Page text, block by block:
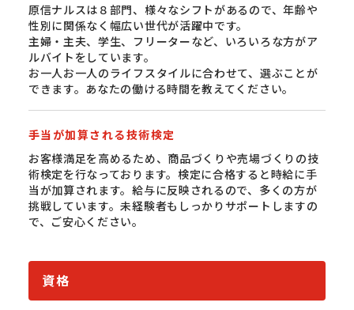
原信ナルスは８部門、様々なシフトがあるので、年齢や
性別に関係なく幅広い世代が活躍中です。
主婦・主夫、学生、フリーターなど、いろいろな方がア
ルバイトをしています。
お一人お一人のライフスタイルに合わせて、選ぶことが
できます。あなたの働ける時間を教えてください。
手当が加算される技術検定
お客様満足を高めるため、商品づくりや売場づくりの技
術検定を行なっております。検定に合格すると時給に手
当が加算されます。給与に反映されるので、多くの方が
挑戦しています。未経験者もしっかりサポートしますの
で、ご安心ください。
資格